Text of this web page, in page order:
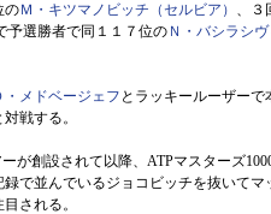
のＭ・キツマノビッチ（セルビア） 、３
予選勝者で同１１７位の Ｎ・バシラシ
・メドベージェフ とラッキールーザー
戦する。
が創設されて以降、ATPマスターズ
で並んでいるジョコビッチを抜いてマ
される。